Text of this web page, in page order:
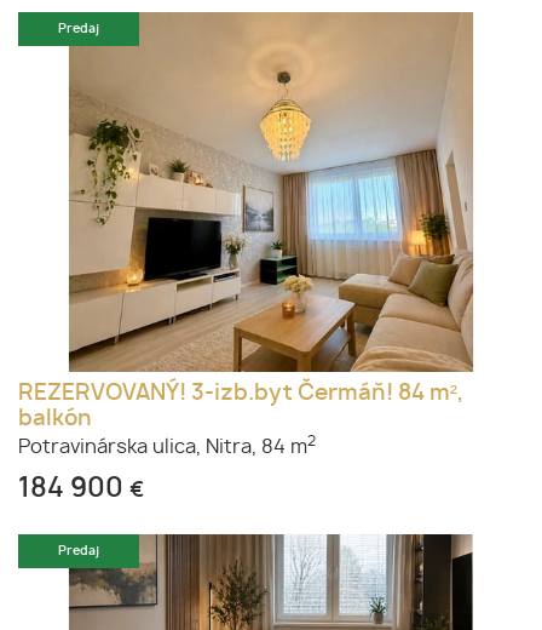
Predaj
REZERVOVANÝ! 3-izb.byt Čermáň! 84 m²,
balkón
Potravinárska ulica, Nitra, 84 m2
184 900 €
Predaj